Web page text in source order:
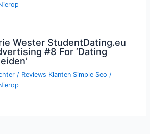
Wester StudentDating.eu
#8 For ‘Dating
/ Reviews Klanten Simple Seo /